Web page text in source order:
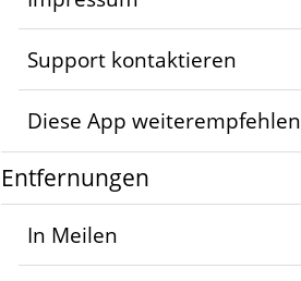
Support kontaktieren
Diese App weiterempfehlen
Entfernungen
In Meilen